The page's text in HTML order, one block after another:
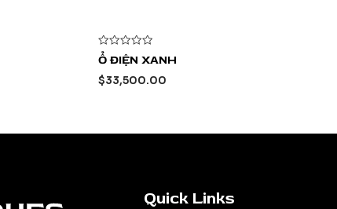
Được
xếp
hạng
0
Ổ ĐIỆN XANH
$33,500.00
Quick Links